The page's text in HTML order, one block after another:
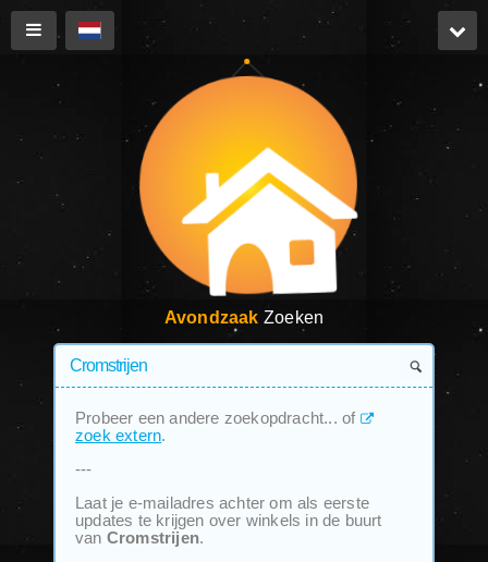
Avondzaak Zoeken
Probeer een andere zoekopdracht... of
zoek extern.
---
Laat je e-mailadres achter om als eerste
updates te krijgen over winkels in de buurt
van Cromstrijen.